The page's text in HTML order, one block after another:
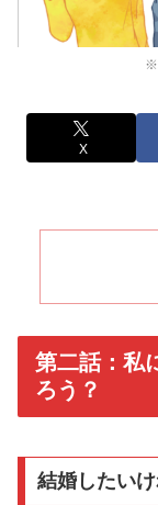
※
X
第二話：私
ろう？
結婚したい